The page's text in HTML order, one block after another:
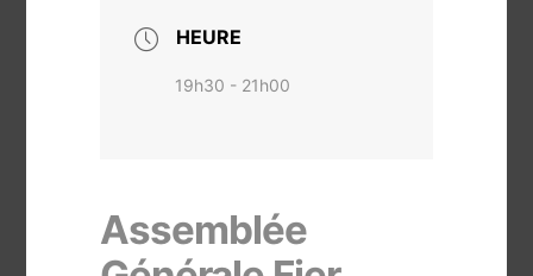
HEURE
19h30 - 21h00
Assemblée